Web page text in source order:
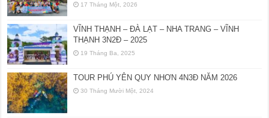
17 Tháng Một, 2026
VĨNH THẠNH – ĐÀ LẠT – NHA TRANG – VĨNH
THẠNH 3N2Đ – 2025
19 Tháng Ba, 2025
TOUR PHÚ YÊN QUY NHƠN 4N3Đ NĂM 2026
30 Tháng Mười Một, 2024